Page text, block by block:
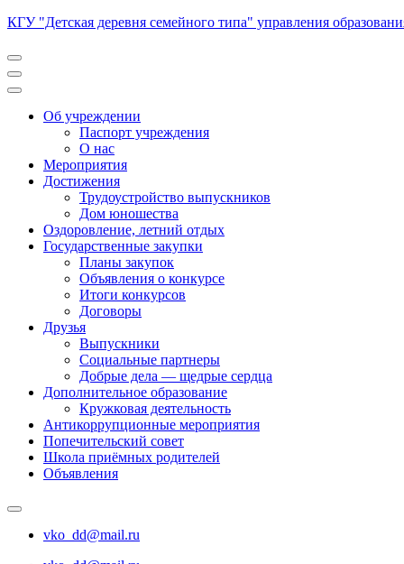
Перейти
содержимому
(нажмите
Enter)
КГУ "Детская деревня семейного типа" управления
Об учреждении
Паспорт учреждения
О нас
Мероприятия
Достижения
Трудоустройство выпускников
Дом юношества
Оздоровление, летний отдых
Государственные закупки
Планы закупок
Объявления о конкурсе
Итоги конкурсов
Договоры
Друзья
Выпускники
Социальные партнеры
Добрые дела — щедрые сердца
Дополнительное образование
Кружковая деятельность
Антикоррупционные мероприятия
Попечительский совет
Школа приёмных родителей
Объявления
vko_dd@mail.ru